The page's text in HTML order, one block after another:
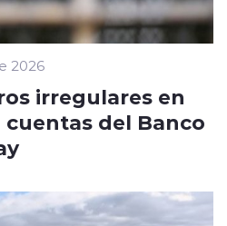
2026
irregulares en
del Banco